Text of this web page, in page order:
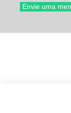
Envie uma